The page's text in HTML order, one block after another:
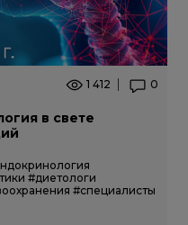
1 412 0
в свете
#диетологи
#специалисты